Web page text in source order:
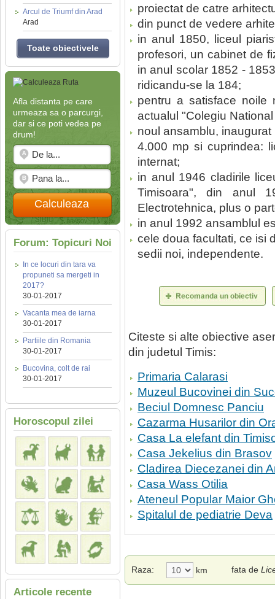
Arcul de Triumf din Arad
Arad
Toate obiectivele
Afla distanta pe care
urmeaza sa o parcurgi,
dar si ce poti vedea pe
drum!
Calculeaza
Forum: Topicuri Noi
In ce locuri din tara va
propuneti sa mergeti in
2017?
30-01-2017
Vacanta mea de iarna
30-01-2017
Partiile din Romania
30-01-2017
Bucovina, colt de rai
30-01-2017
Horoscopul zilei
Articole recente
proiectat de catre
din punct de vedere
in anul 1850, liceul
profesori, un cabinet de
in anul scolar 1852 -
ridicandu-se la 184;
pentru a satisface noile
actualul "Colegiu
noul ansamblu,
4.000 mp si cuprindea:
internat;
in anul 1946 cladirile
Timisoara", din anul
Electrotehnica, plus o
in anul 1992 ansamblul
cele doua facultati, ce isi
sedii noi, independente.
Citeste si alte obiective
din judetul Timis:
Primaria Calarasi
Muzeul Bucovinei din
Beciul Domnesc Panciu
Cazarma Husarilor din
Casa La elefant din
Casa Jekelius din Brasov
Cladirea Diecezanei din
Casa Wass Otilia
Ateneul Popular Maior
Spitalul de pediatrie Deva
Raza: km fata de